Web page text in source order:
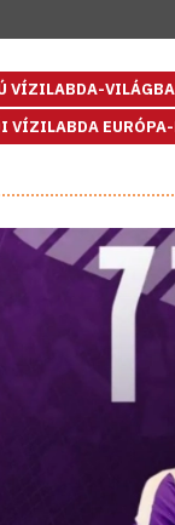
VÍZILABDA-
VÍZILABDA